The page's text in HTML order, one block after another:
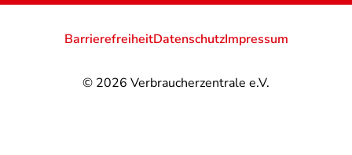
© 2026 Verbraucherzentrale e.V.
BarrierefreiheitDatenschutzImpressum